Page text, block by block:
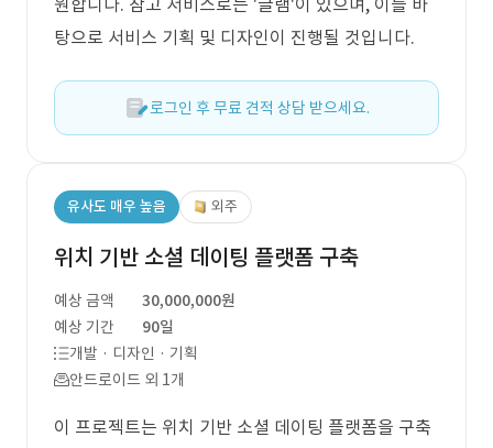
원합니다. 참고 서비스로는 '글램'이 있으며, 이를 바
탕으로 서비스 기획 및 디자인이 진행될 것입니다.
로그인 후 무료 견적 상담 받으세요.
유사도 매우 높음 외주
위치 기반 소셜 데이팅 플랫폼 구축
예상 금액
30,000,000원
예상 기간
90일
개발 · 디자인 · 기획
안드로이드 외 1개
이 프로젝트는 위치 기반 소셜 데이팅 플랫폼을 구축